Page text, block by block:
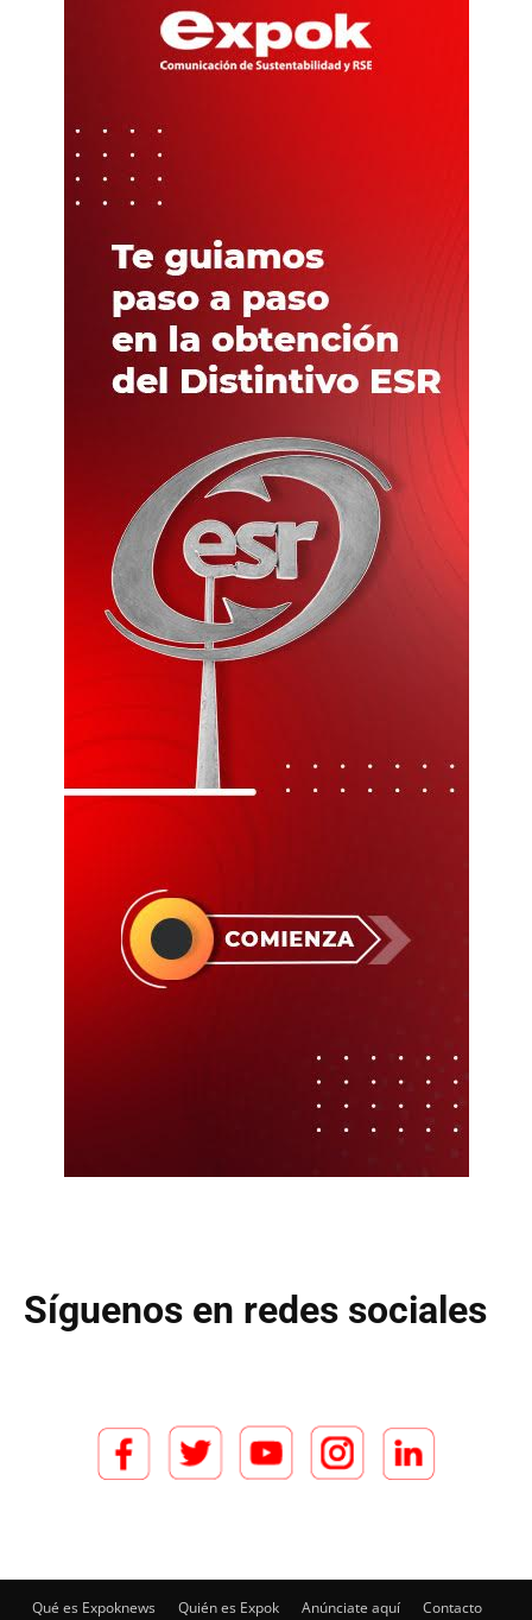
Síguenos en redes sociales
Qué es Expoknews Quién es Expok Anúnciate aquí Contacto